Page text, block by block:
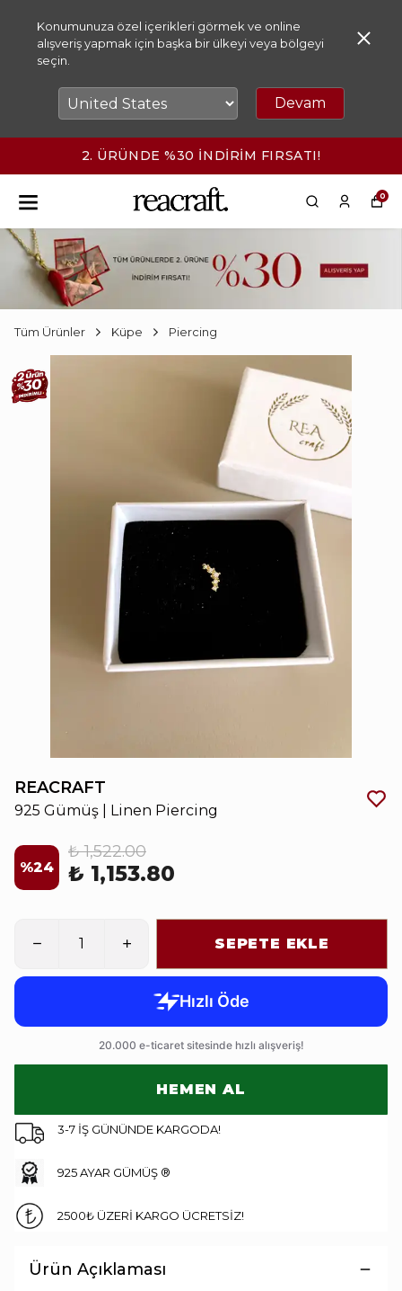
Konumunuza özel içerikleri görmek ve online
alışveriş yapmak için başka bir ülkeyi veya bölgeyi
seçin.
Devam
2. ÜRÜNDE %30 İNDİRİM FIRSATI!
0
Tüm Ürünler Küpe Piercing
REACRAFT
925 Gümüş | Linen Piercing
%24
₺ 1,522.00
₺ 1,153.80
SEPETE EKLE
HEMEN AL
3-7 İŞ GÜNÜNDE KARGODA!
925 AYAR GÜMÜŞ ®
2500₺ ÜZERİ KARGO ÜCRETSİZ!
Ürün Açıklaması